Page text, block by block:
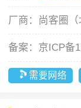
厂商： 尚客圈
备案： 京ICP备
需要网络